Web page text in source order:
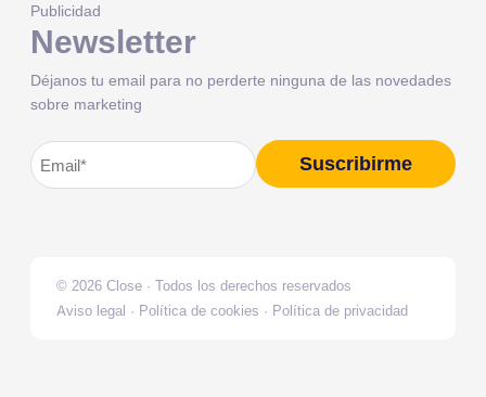
Publicidad
Newsletter
Déjanos tu email para no perderte ninguna de las novedades
sobre marketing
Correo
electrónico(Obligatorio)
Suscribirme
Alternative:
© 2026 Close · Todos los derechos reservados
Aviso legal · Política de cookies · Política de privacidad